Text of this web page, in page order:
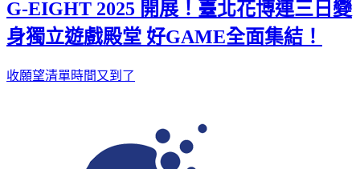
G-EIGHT 2025 開展！臺北花博連三日變
身獨立遊戲殿堂 好GAME全面集結！
收願望清單時間又到了